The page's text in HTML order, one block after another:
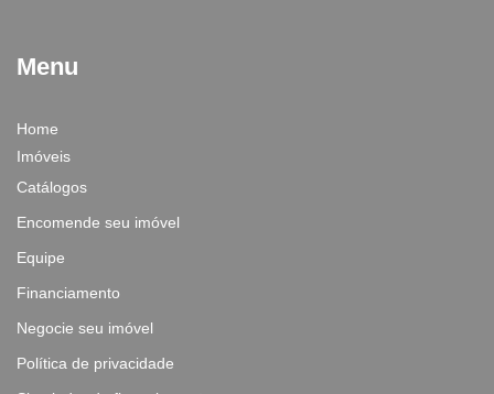
Menu
Home
Imóveis
Catálogos
Encomende seu imóvel
Equipe
Financiamento
Negocie seu imóvel
Política de privacidade